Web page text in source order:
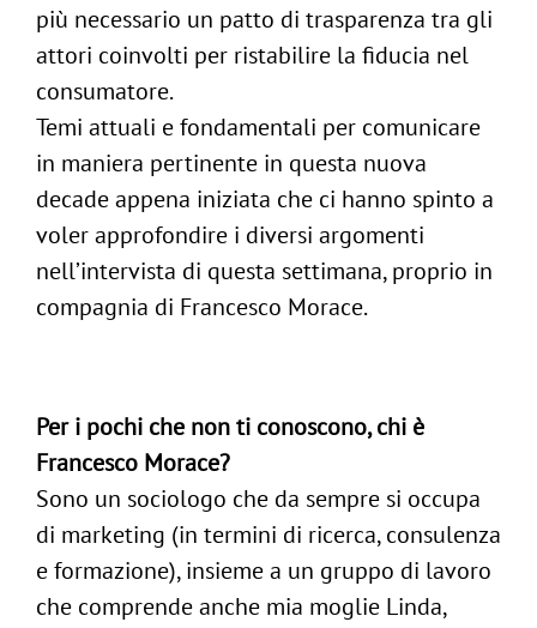
più necessario un patto di trasparenza tra gli
attori coinvolti per ristabilire la fiducia nel
consumatore.
Temi attuali e fondamentali per comunicare
in maniera pertinente in questa nuova
decade appena iniziata che ci hanno spinto a
voler approfondire i diversi argomenti
nell’intervista di questa settimana, proprio in
compagnia di Francesco Morace.
Per i pochi che non ti conoscono, chi è
Francesco Morace?
Sono un sociologo che da sempre si occupa
di marketing (in termini di ricerca, consulenza
e formazione), insieme a un gruppo di lavoro
che comprende anche mia moglie Linda,